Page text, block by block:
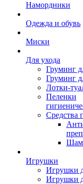
Намордники
Одежда и обувь
Миски
Для ухода
Груминг
Груминг
Лотки-
Пеленки
Средства
Игрушки
Игрушки
Игрушки